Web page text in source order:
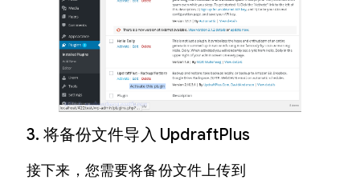
3. 将备份文件导入 UpdraftPlus
接下来，您需要将备份文件上传到